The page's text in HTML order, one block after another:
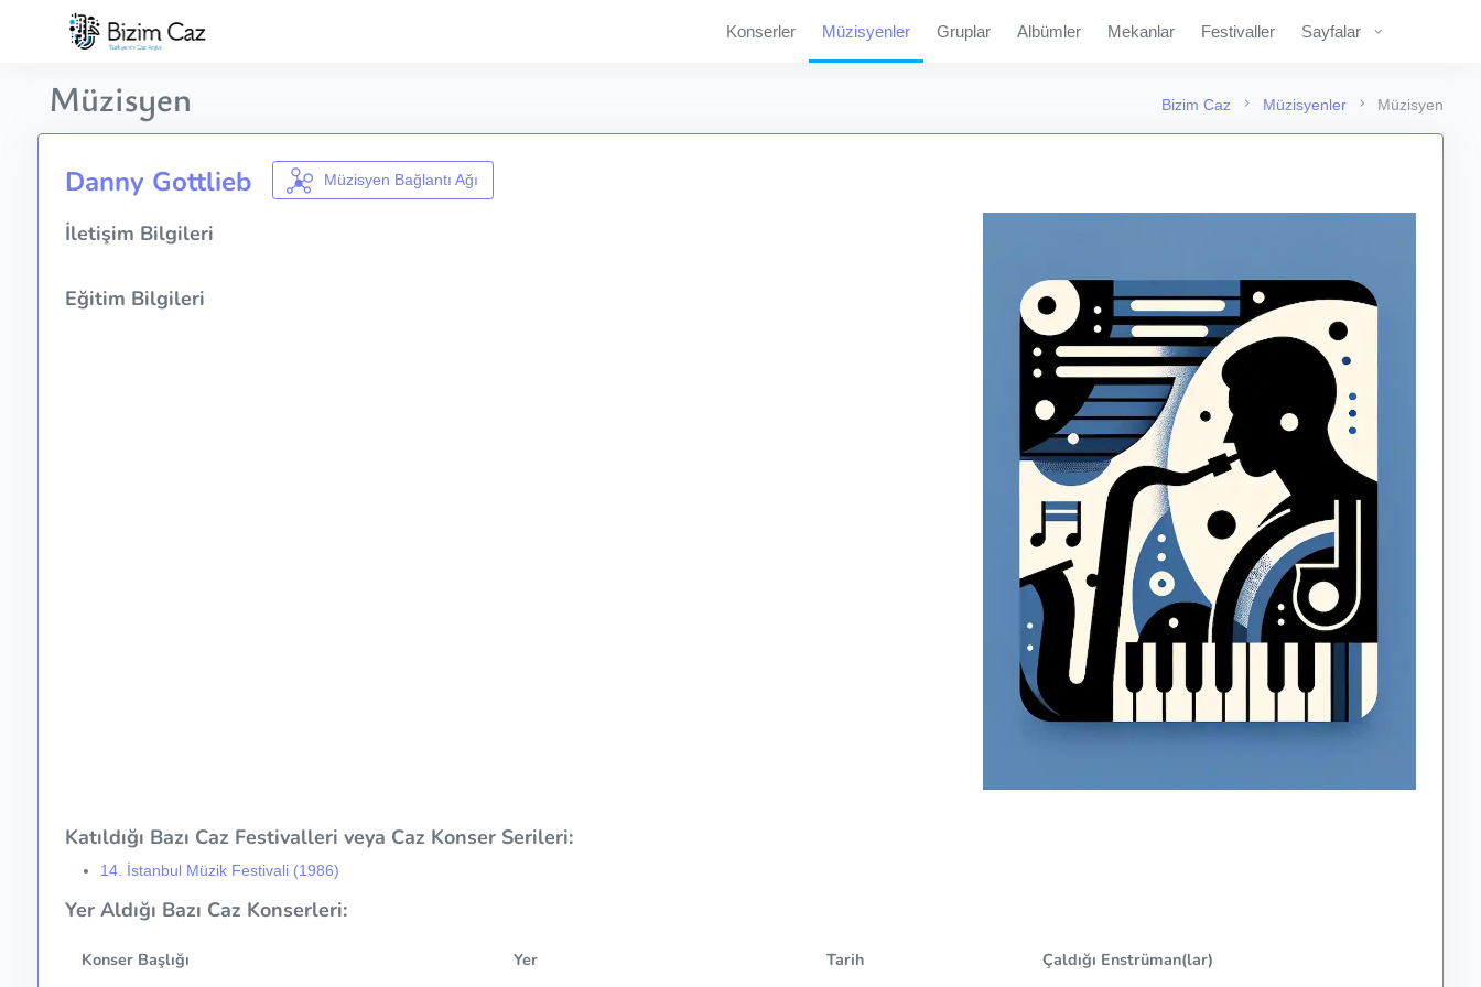
Konserler Müzisyenler Gruplar Albümler Mekanlar Festivaller Sayfalar
Bizim Caz Müzisyenler Müzisyen
Müzisyen
Danny Gottlieb Müzisyen Bağlantı Ağı
İletişim Bilgileri
Eğitim Bilgileri
Katıldığı Bazı Caz Festivalleri veya Caz Konser Serileri:
14. İstanbul Müzik Festivali (1986)
Yer Aldığı Bazı Caz Konserleri:
Konser Başlığı Yer Tarih Çaldığı Enstrüman(lar)